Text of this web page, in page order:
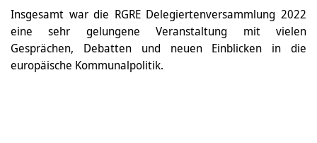
Insgesamt war die RGRE Delegiertenversammlung 2022
eine sehr gelungene Veranstaltung mit vielen
Gesprächen, Debatten und neuen Einblicken in die
europäische Kommunalpolitik.